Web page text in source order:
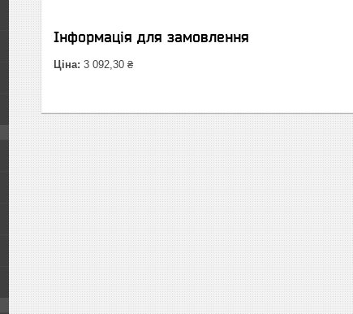
Інформація для замовлення
Ціна: 3 092,30 ₴